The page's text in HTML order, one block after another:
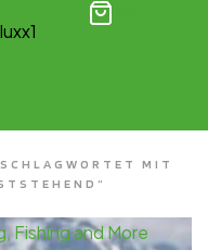
MIT
Fishing and More